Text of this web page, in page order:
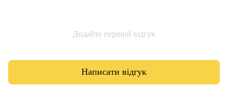
Додайте перший відгук
Написати відгук